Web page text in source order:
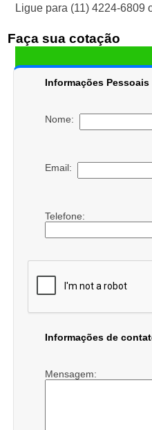
Ligue para (11) 4224-6809
Faça sua cotação
Informações Pessoais
Nome:
Email:
Telefone:
Informações de
Mensagem: